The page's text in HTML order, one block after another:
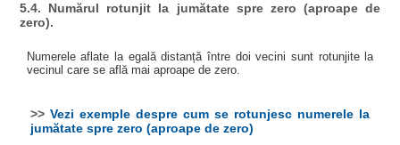
5.4. Numărul rotunjit la jumătate spre zero (aproape de
zero).
Numerele aflate la egală distanță între doi vecini sunt rotunjite la
vecinul care se află mai aproape de zero.
>> Vezi exemple despre cum se rotunjesc numerele la
jumătate spre zero (aproape de zero)